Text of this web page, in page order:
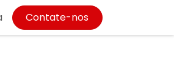
Contate-nos